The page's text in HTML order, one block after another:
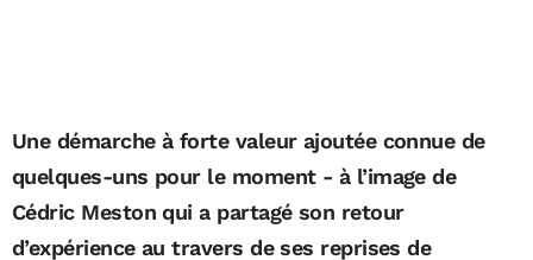
Une démarche à forte valeur ajoutée connue de
quelques-uns pour le moment - à l’image de
Cédric Meston qui a partagé son retour
d’expérience au travers de ses reprises de